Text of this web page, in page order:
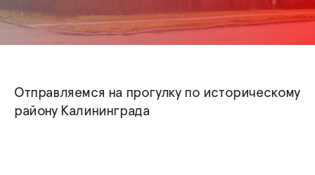
Отправляемся на прогулку по историческому
району Калининграда